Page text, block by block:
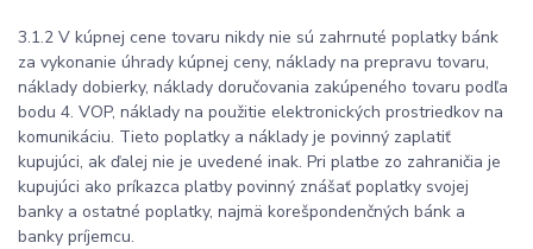
3.1.2 V kúpnej cene tovaru nikdy nie sú zahrnuté poplatky bánk
za vykonanie úhrady kúpnej ceny, náklady na prepravu tovaru,
náklady dobierky, náklady doručovania zakúpeného tovaru podľa
bodu 4. VOP, náklady na použitie elektronických prostriedkov na
komunikáciu. Tieto poplatky a náklady je povinný zaplatiť
kupujúci, ak ďalej nie je uvedené inak. Pri platbe zo zahraničia je
kupujúci ako príkazca platby povinný znášať poplatky svojej
banky a ostatné poplatky, najmä korešpondenčných bánk a
banky príjemcu.